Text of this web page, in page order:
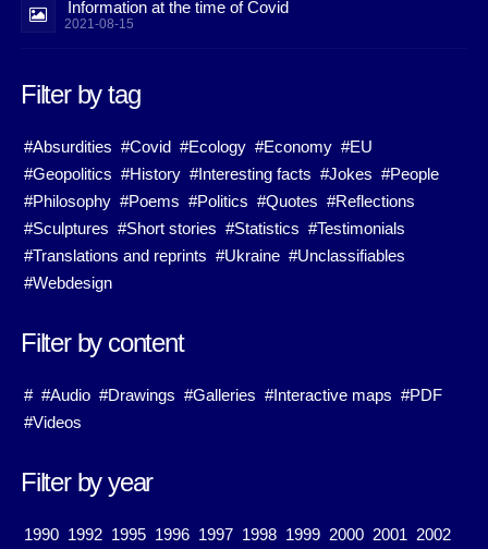
Information at the time of Covid
2021-08-15
Filter by tag
#Absurdities #Covid #Ecology #Economy #EU
#Geopolitics #History #Interesting facts #Jokes #People
#Philosophy #Poems #Politics #Quotes #Reflections
#Sculptures #Short stories #Statistics #Testimonials
#Translations and reprints #Ukraine #Unclassifiables
#Webdesign
Filter by content
# #Audio #Drawings #Galleries #Interactive maps #PDF
#Videos
Filter by year
1990 1992 1995 1996 1997 1998 1999 2000 2001 2002